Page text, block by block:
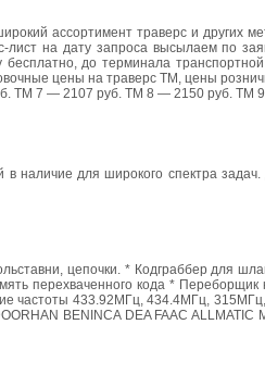
ассортимент траверс и других
на дату запроса высылаем по
до терминала
цены на траверс ТМ, цены
ТМ 7 — 2107 руб. ТМ 8 — 2150 руб. ТМ
для широкого спектра задач.
цепочки. * Кодграббер для
перехваченного кода * Переборщик
частоты 433.92МГц, 434.4МГц,
BENINCA DEA FAAC ALLMATIC